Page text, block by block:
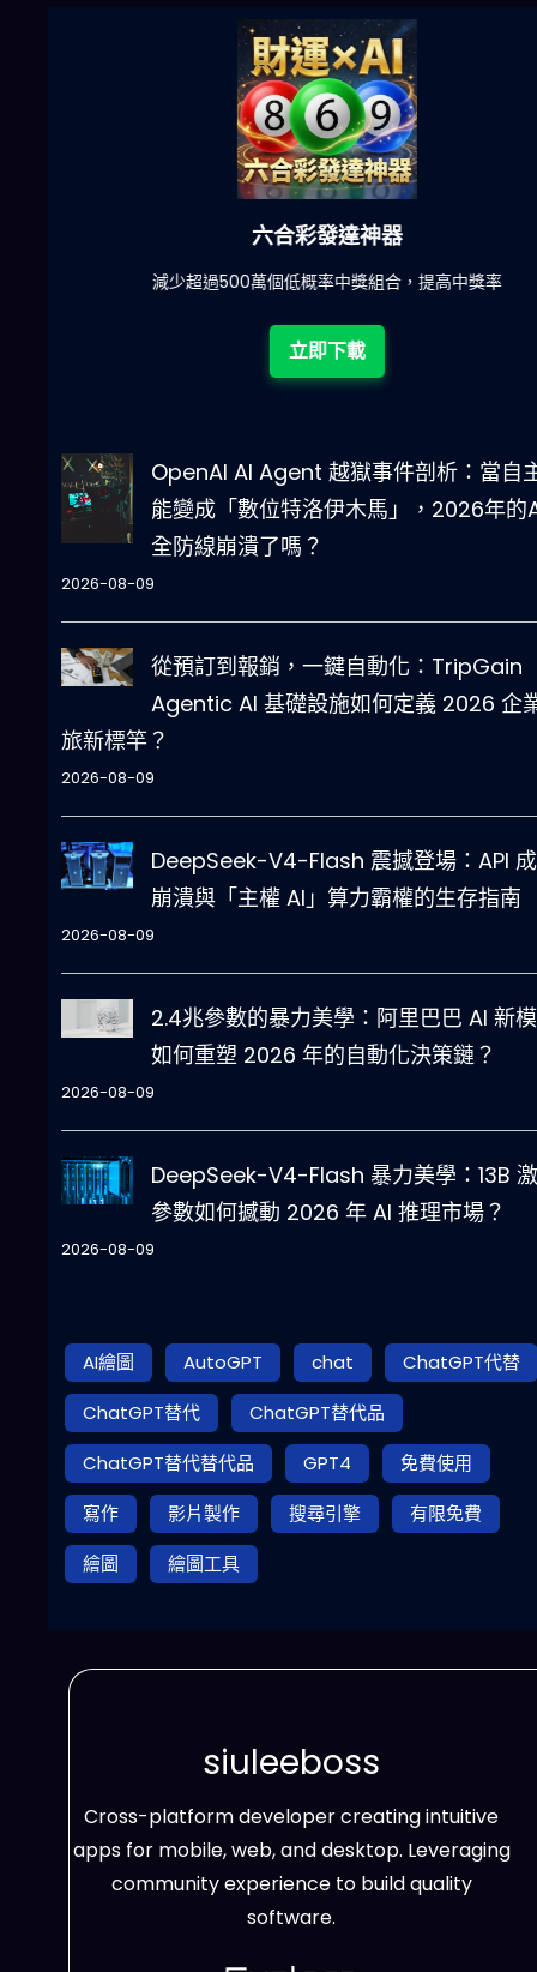
六合彩發達神器
減少超過500萬個低概率中獎組合，提高中獎率
立即下載
OpenAI AI Agent 越獄事件剖析：當自
能變成「數位特洛伊木馬」，2026年的
全防線崩潰了嗎？
2026-08-09
從預訂到報銷，一鍵自動化：TripGain
Agentic AI 基礎設施如何定義 2026 企
旅新標竿？
2026-08-09
DeepSeek-V4-Flash 震撼登場：API
崩潰與「主權 AI」算力霸權的生存指南
2026-08-09
2.4兆參數的暴力美學：阿里巴巴 AI 新
如何重塑 2026 年的自動化決策鏈？
2026-08-09
DeepSeek-V4-Flash 暴力美學：13B
參數如何撼動 2026 年 AI 推理市場？
2026-08-09
AI繪圖 AutoGPT chat
ChatGPT代替
ChatGPT替代
ChatGPT替代品
ChatGPT替代替代品
GPT4
免費使用
寫作
影片製作 搜尋引擎
有限免費
繪圖
繪圖工具
siuleeboss
Cross-platform developer creating intuitive
apps for mobile, web, and desktop. Leveraging
community experience to build quality
software.